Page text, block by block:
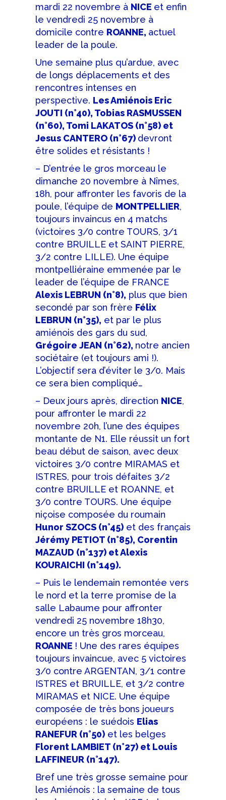
mardi 22 novembre à NICE et enfin
le vendredi 25 novembre à
domicile contre ROANNE, actuel
leader de la poule.
Une semaine plus qu’ardue, avec
de longs déplacements et des
rencontres intenses en
perspective. Les Amiénois Eric
JOUTI (n°40), Tobias RASMUSSEN
(n°60), Tomi LAKATOS (n°58) et
Jesus CANTERO (n°67) devront
être solides et résistants !
– D’entrée le gros morceau le
dimanche 20 novembre à Nîmes,
18h, pour affronter les favoris de la
poule, l’équipe de MONTPELLIER,
toujours invaincus en 4 matchs
(victoires 3/0 contre TOURS, 3/1
contre BRUILLE et SAINT PIERRE,
3/2 contre LILLE). Une équipe
montpelliéraine emmenée par le
leader de l’équipe de FRANCE
Alexis LEBRUN (n°8), plus que bien
secondé par son frère Félix
LEBRUN (n°35), et par le plus
amiénois des gars du sud,
Grégoire JEAN (n°62), notre ancien
sociétaire (et toujours ami !).
L’objectif sera d’éviter le 3/0. Mais
ce sera bien compliqué…
– Deux jours après, direction NICE,
pour affronter le mardi 22
novembre 20h, l’une des équipes
montante de N1. Elle réussit un fort
beau début de saison, avec deux
victoires 3/0 contre MIRAMAS et
ISTRES, pour trois défaites 3/2
contre BRUILLE et ROANNE, et
3/0 contre TOURS. Une équipe
niçoise composée du roumain
Hunor SZOCS (n°45) et des français
Jérémy PETIOT (n°85), Corentin
MAZAUD (n°137) et Alexis
KOURAICHI (n°149).
– Puis le lendemain remontée vers
le nord et la terre promise de la
salle Labaume pour affronter
vendredi 25 novembre 18h30,
encore un très gros morceau,
ROANNE ! Une des rares équipes
toujours invaincue, avec 5 victoires
3/0 contre ARGENTAN, 3/1 contre
ISTRES et BRUILLE, et 3/2 contre
MIRAMAS et NICE. Une équipe
composée de très bons joueurs
européens : le suédois Elias
RANEFUR (n°50) et les belges
Florent LAMBIET (n°27) et Louis
LAFFINEUR (n°147).
Bref une très grosse semaine pour
les Amiénois : la semaine de tous